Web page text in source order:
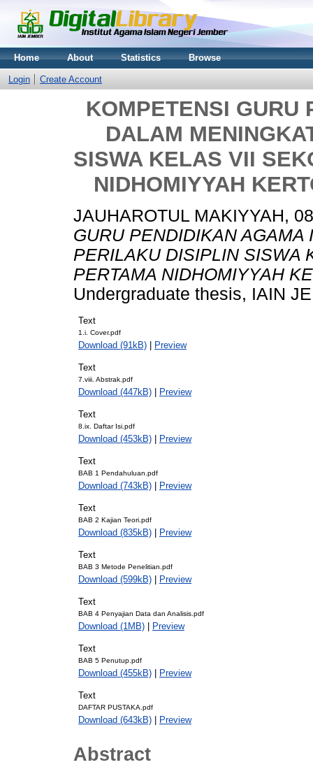
Home About Statistics Browse
Login Create Account
KOMPETENSI GURU
DALAM
SISWA KELAS VII
NIDHOMIYYAH
JAUHAROTUL MAKIYYAH,
GURU PENDIDIKAN
PERILAKU DISIPLIN SISWA
PERTAMA NIDHOMIYYAH
Undergraduate thesis, IAIN
Text
1.i. Cover.pdf
Download (91kB) | Preview
Text
7.viii. Abstrak.pdf
Download (447kB) | Preview
Text
8.ix. Daftar Isi.pdf
Download (453kB) | Preview
Text
BAB 1 Pendahuluan.pdf
Download (743kB) | Preview
Text
BAB 2 Kajian Teori.pdf
Download (835kB) | Preview
Text
BAB 3 Metode Penelitian.pdf
Download (599kB) | Preview
Text
BAB 4 Penyajian Data dan Analisis.pdf
Download (1MB) | Preview
Text
BAB 5 Penutup.pdf
Download (455kB) | Preview
Text
DAFTAR PUSTAKA.pdf
Download (643kB) | Preview
Abstract